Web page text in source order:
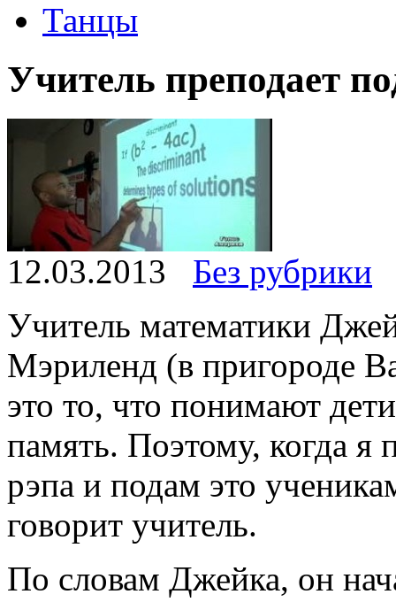
Танцы
Учитель преподает
12.03.2013
Без рубрики
Учитель математики
Мэриленд (в пригороде
это то, что понимают
память. Поэтому, когда я
рэпа и подам это
говорит учитель.
По словам Джейка, он